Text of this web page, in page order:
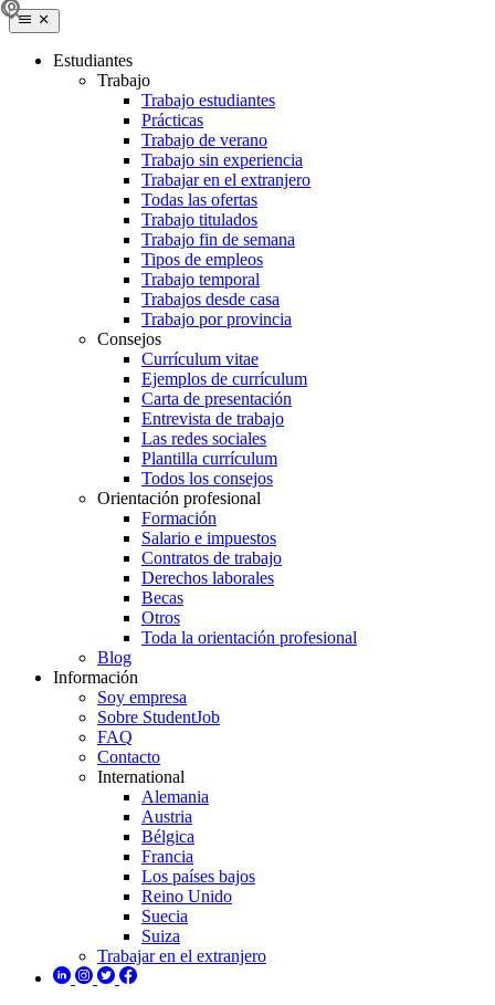
Estudiantes
Trabajo
Trabajo estudiantes
Prácticas
Trabajo de verano
Trabajo sin experiencia
Trabajar en el extranjero
Todas las ofertas
Trabajo titulados
Trabajo fin de semana
Tipos de empleos
Trabajo temporal
Trabajos desde casa
Trabajo por provincia
Consejos
Currículum vitae
Ejemplos de currículum
Carta de presentación
Entrevista de trabajo
Las redes sociales
Plantilla currículum
Todos los consejos
Orientación profesional
Formación
Salario e impuestos
Contratos de trabajo
Derechos laborales
Becas
Otros
Toda la orientación profesional
Blog
Información
Soy empresa
Sobre StudentJob
FAQ
Contacto
International
Alemania
Austria
Bélgica
Francia
Los países bajos
Reino Unido
Suecia
Suiza
Trabajar en el extranjero